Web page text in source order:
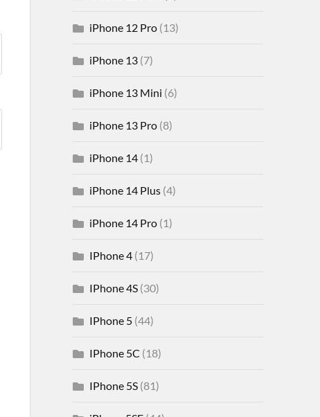
iPhone 12 Pro(13)
iPhone 13(7)
iPhone 13 Mini (6)
iPhone 13 Pro(8)
iPhone 14(1)
iPhone 14 Plus(4)
iPhone 14 Pro(1)
IPhone 4(17)
IPhone 4S(30)
IPhone 5(44)
IPhone 5C (18)
IPhone 5S(81)